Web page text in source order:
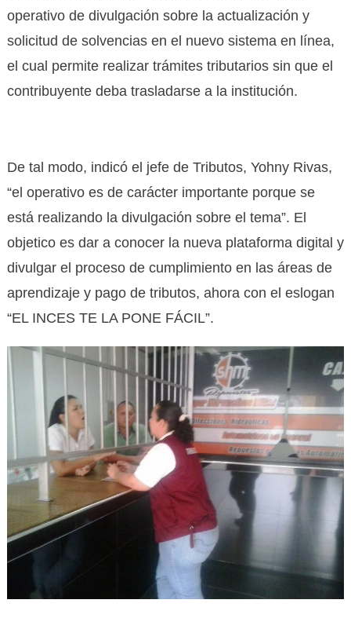
operativo de divulgación sobre la actualización y
solicitud de solvencias en el nuevo sistema en línea,
el cual permite realizar trámites tributarios sin que el
contribuyente deba trasladarse a la institución.
De tal modo, indicó el jefe de Tributos, Yohny Rivas,
“el operativo es de carácter importante porque se
está realizando la divulgación sobre el tema”. El
objetico es dar a conocer la nueva plataforma digital y
divulgar el proceso de cumplimiento en las áreas de
aprendizaje y pago de tributos, ahora con el eslogan
“EL INCES TE LA PONE FÁCIL”.